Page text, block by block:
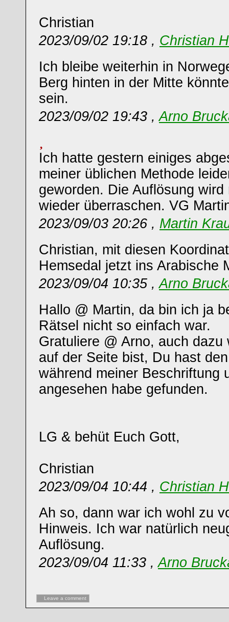
Christian
2023/09/02 19:18 , Christian
Ich bleibe weiterhin in
Berg hinten in der Mitte
sein.
2023/09/02 19:43 ,Arno
Ich hatte gestern einiges
meiner üblichen Methode
geworden. Die Auflösung wird
wieder überraschen. VG
2023/09/03 20:26 , Martin
Christian, mit diesen
Hemsedal jetzt ins Arabische
2023/09/04 10:35 ,Arno
Hallo @ Martin, da bin ich ja
Rätsel nicht so einfach war.
Gratuliere @ Arno, auch dazu
auf der Seite bist, Du hast
während meiner Beschriftung
angesehen habe gefunden.
LG & behüt Euch Gott,
Christian
2023/09/04 10:44 , Christian
Ah so, dann war ich wohl zu
Hinweis. Ich war natürlich
Auflösung.
2023/09/04 11:33 ,Arno
Leave a comment